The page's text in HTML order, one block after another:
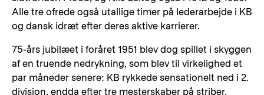
Alle tre ofrede også utallige timer på lederarbejde i KB
og dansk idræt efter deres aktive karrierer.
75-års jubilæet i foråret 1951 blev dog spillet i skyggen
af en truende nedrykning, som blev til virkelighed et
par måneder senere: KB rykkede sensationelt ned i 2.
division, endda efter tre mesterskaber på striber.